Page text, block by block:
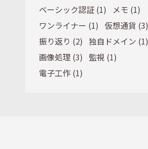
ベーシック認証 (1)
メモ (1)
ワンライナー (1) 仮想通貨 (3)
振り返り (2)
独自ドメイン (1)
画像処理 (3)
監視 (1)
電子工作 (1)